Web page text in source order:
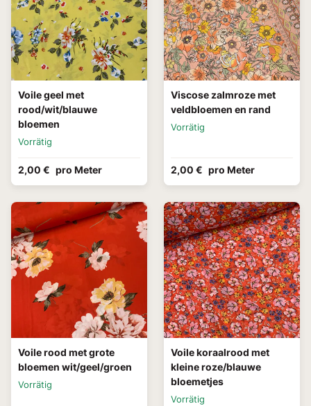
Voile geel met
rood/wit/blauwe
bloemen
Vorrätig
2,00 € pro Meter
Viscose zalmroze met
veldbloemen en rand
Vorrätig
2,00 € pro Meter
Voile rood met grote
bloemen wit/geel/groen
Vorrätig
Voile koraalrood met
kleine roze/blauwe
bloemetjes
Vorrätig